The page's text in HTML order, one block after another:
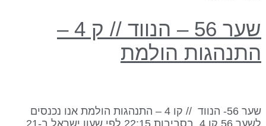
שער 56 – הנווד // ק 4 –
הולמת
שער 56- הנווד // קו 4 – התנהגות הולמת אנו נכנסים
לשער 56 קו 4 בסביבות 22:15 לפי שעון ישראל ב-21